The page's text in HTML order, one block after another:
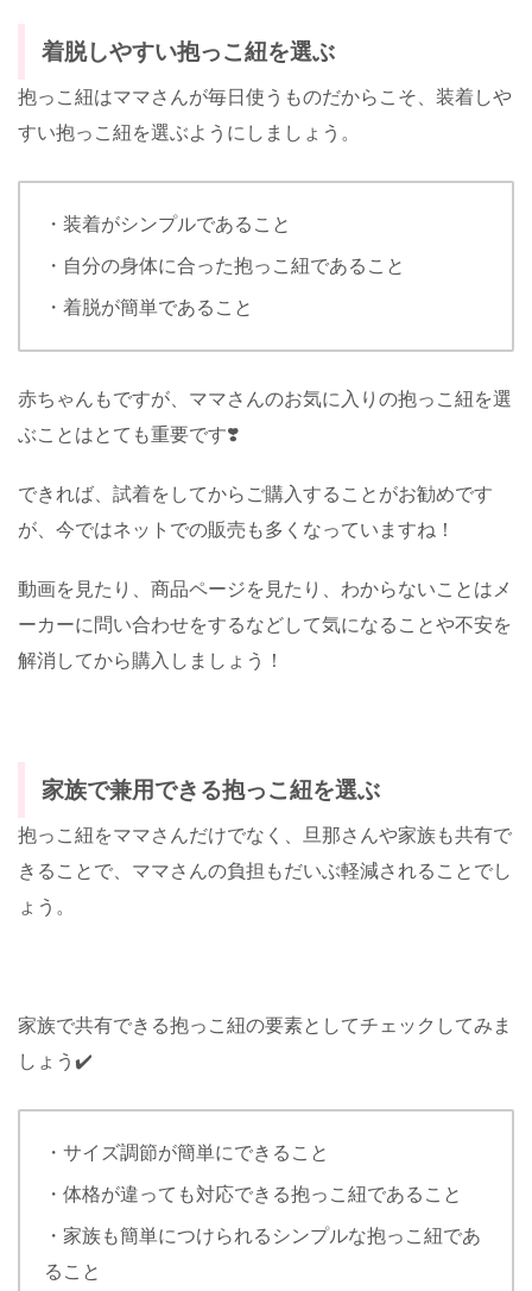
着脱しやすい抱っこ紐を選ぶ
抱っこ紐はママさんが毎日使うものだからこそ、装着しや
すい抱っこ紐を選ぶようにしましょう。
・装着がシンプルであること
・自分の身体に合った抱っこ紐であること
・着脱が簡単であること
赤ちゃんもですが、ママさんのお気に入りの抱っこ紐を選
ぶことはとても重要です❣️
できれば、試着をしてからご購入することがお勧めです
が、今ではネットでの販売も多くなっていますね！
動画を見たり、商品ページを見たり、わからないことはメ
ーカーに問い合わせをするなどして気になることや不安を
解消してから購入しましょう！
家族で兼用できる抱っこ紐を選ぶ
抱っこ紐をママさんだけでなく、旦那さんや家族も共有で
きることで、ママさんの負担もだいぶ軽減されることでし
ょう。
家族で共有できる抱っこ紐の要素としてチェックしてみま
しょう✔️
・サイズ調節が簡単にできること
・体格が違っても対応できる抱っこ紐であること
・家族も簡単につけられるシンプルな抱っこ紐であ
ること